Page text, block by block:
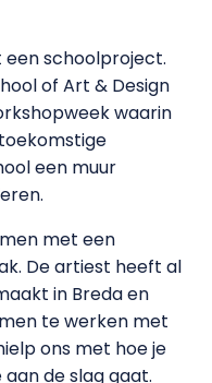
een schoolproject.
of Art & Design
waarin
een muur
met een
De artiest heeft al
in Breda en
te werken met
ons met hoe je
de slag gaat.